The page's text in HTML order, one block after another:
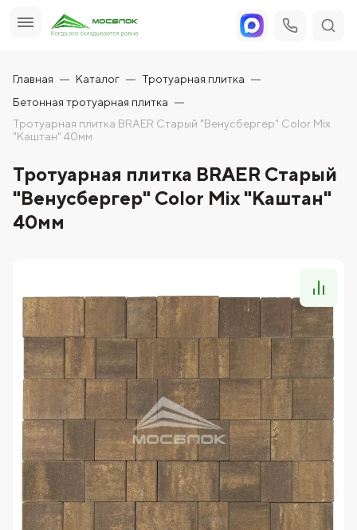
Главная Каталог
Тротуарная плитка
Бетонная тротуарная плитка
Тротуарная плитка BRAER Старый "Венусбергер" Color Mix
"Каштан" 40мм
Тротуарная плитка BRAER Старый
"Венусбергер" Color Mix "Каштан"
40мм